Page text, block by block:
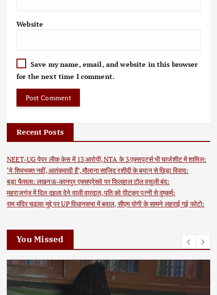
Website
Save my name, email, and website in this browser
for the next time I comment.
Recent Posts
NEET-UG पेपर लीक केस में 13 आरोपी, NTA के 3 एक्सपर्ट्स भी चार्जशीट में शामिल:
‘ये शिवभक्त नहीं, आतंकवादी हैं’, मौलाना साजिद रशीदी के बयान से छिड़ा विवाद:
बड़ा फैसला: लखनऊ-कानपुर एक्सप्रेसवे पर फिलहाल टोल वसूली बंद:
महराजगंज में दिल दहला देने वाली वारदात, पति को पीटकर पत्नी से दुष्कर्म:
राम मंदिर चढ़ावा मुद्दे पर UP विधानसभा में बवाल, सीएम योगी के सामने लहराई गई फोटो:
You Missed